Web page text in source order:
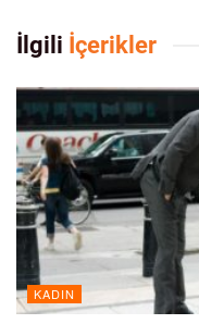
İlgili İçerikler
KADIN